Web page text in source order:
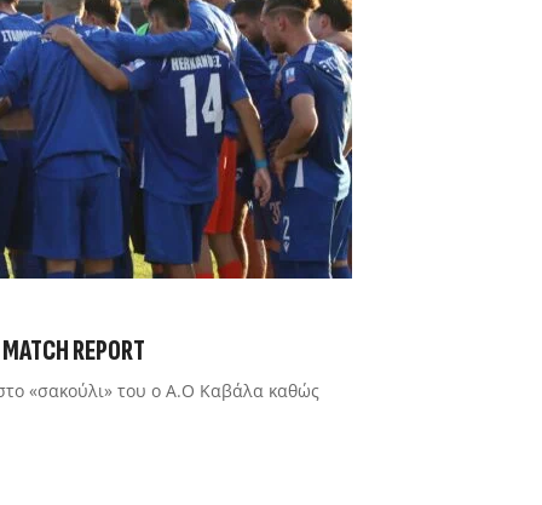
REPORT
«σακούλι» του ο Α.Ο Καβάλα καθώς